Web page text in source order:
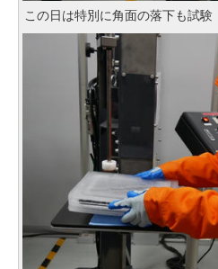
この日は特別に角面の落下も試験